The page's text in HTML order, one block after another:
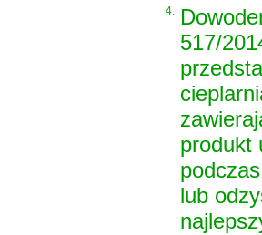
4.
517/
produkt
lub